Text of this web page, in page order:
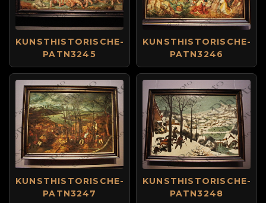
KUNSTHISTORISCHE-
PATN3245
KUNSTHISTORISCHE-
PATN3246
KUNSTHISTORISCHE-
PATN3247
KUNSTHISTORISCHE-
PATN3248